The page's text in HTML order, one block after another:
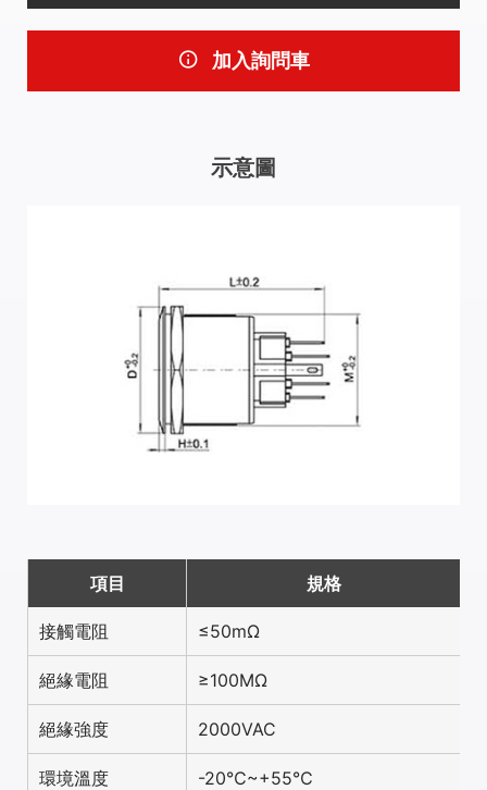
加入詢問車
示意圖
項目 規格
接觸電阻 ≤50mΩ
絕緣電阻 ≥100MΩ
絕緣強度 2000VAC
環境溫度 -20℃~+55℃